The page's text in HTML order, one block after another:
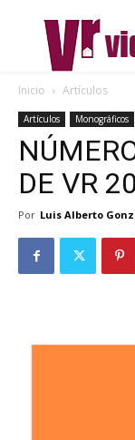
Inicio Artículos
Artículos Monográficos
DE VR
Por Luis Alberto